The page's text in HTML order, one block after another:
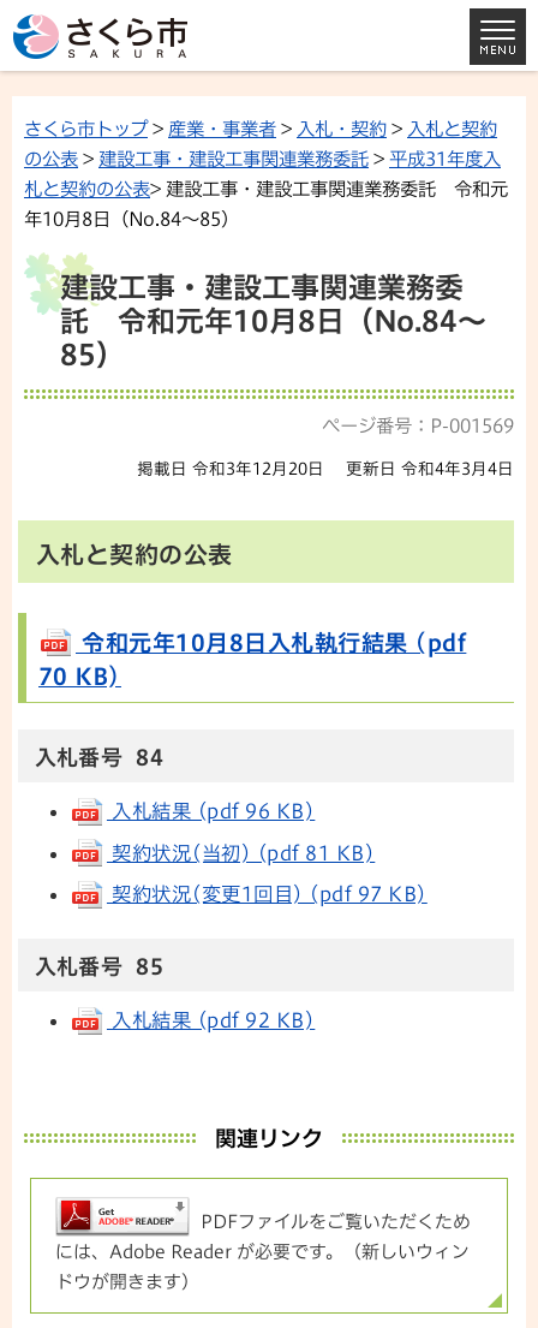
さくら市トップ> 産業・事業者 > 入札・契約 > 入札と契約
の公表 > 建設工事・建設工事関連業務委託 > 平成31年度入
札と契約の公表> 建設工事・建設工事関連業務委託 令和元
年10月8日（No.84～85）
建設工事・建設工事関連業務委
託 令和元年10月8日（No.84～
85）
ページ番号：P-001569
掲載日 令和3年12月20日 更新日 令和4年3月4日
入札と契約の公表
令和元年10月8日入札執行結果 (pdf
70 KB)
入札番号 84
入札結果 (pdf 96 KB)
契約状況(当初) (pdf 81 KB)
契約状況(変更1回目) (pdf 97 KB)
入札番号 85
入札結果 (pdf 92 KB)
関連リンク
PDFファイルをご覧いただくため
には、Adobe Reader が必要です。（新しいウィン
ドウが開きます）